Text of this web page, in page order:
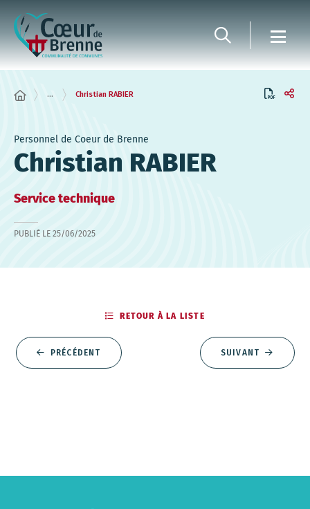
... Christian RABIER
Personnel de Coeur de Brenne
Christian RABIER
Service technique
PUBLIÉ LE 25/06/2025
PRÉCÉDENT
RETOUR À LA LISTE
SUIVANT